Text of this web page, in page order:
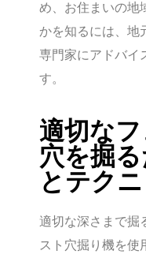
め、お住まいの地
かを知るには、地
専門家にアドバイ
す。
適切な
穴を掘
とテク
適切な深さまで掘
スト穴掘り機を使